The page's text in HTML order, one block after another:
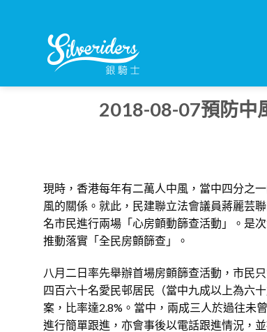
2018-08-07預防中
現時，香港每年有二萬人中風，當中四分之
風的關係。就此，民建聯立法會議員蔣麗芸
名市民進行兩場「心房顫動篩查活動」。是
推動落實「全民房顫篩查」。
八月二日率先舉辦首場房顫篩查活動，市民
四百六十名愛民邨居民（當中九成以上為六
案，比率達2.8%。當中，兩成三人於過往未
進行簡單跟進，亦會事後以電話跟進情況，